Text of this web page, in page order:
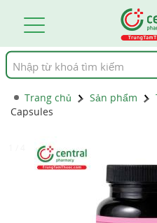
Tìm
kiếm
Trang chủ Sản phẩm
Capsules